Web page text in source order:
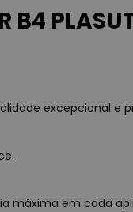
B4
qualidade
máxima em cada